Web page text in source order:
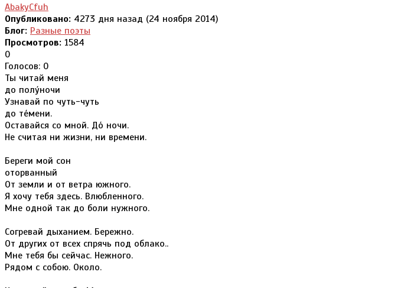
AbakyCfuh
Опубликовано: 4273 дня назад (24 ноября 2014)
Блог: Разные поэты
Просмотров: 1584
0
Голосов: 0
Ты читай меня
до полу́ночи
Узнавай по чуть-чуть
до те́мени.
Оставайся со мной. До́ ночи.
Не считая ни жизни, ни времени.
Береги мой сон
оторванный
От земли и от ветра южного.
Я хочу тебя здесь. Влюбленного.
Мне одной так до боли нужного.
Согревай дыханием. Бережно.
От других от всех спрячь под облако..
Мне тебя бы сейчас. Нежного.
Рядом с собою. Около.